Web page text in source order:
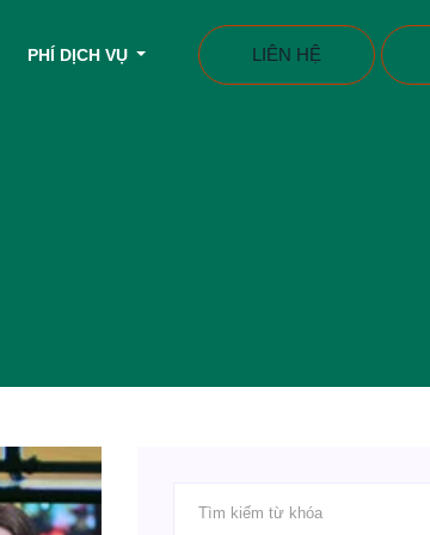
PHÍ DỊCH VỤ LIÊN HỆ